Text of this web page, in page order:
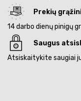
Prekių
14 darbo dienų pinigų
Saugus
Atsiskaitykite saugiai